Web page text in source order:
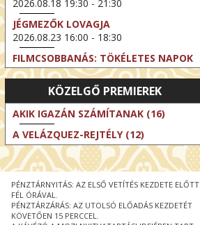
2026.08.18 19:30 - 21:30
JÉGMEZŐK LOVAGJA
2026.08.23 16:00 - 18:30
FILMCSOBBANÁS: TÖKÉLETES NAPOK
2026.08.25 19:30 - 21:45
FILMCSOBBANÁS: IFJÚSÁG
2026.08.27 19:30 - 21:30
EXHIBITION ON SCREEN: VINCENT
VAN GOGH - ÚJ LÁTÁSMÓD
2026.08.30 11:00 - 12:30
NT LIVE / DAVID IRELAND: THE FIFTH
STEP
2026.09.01 19:00 - 21:00
BERLIN ELESTE
KÖZELGŐ PREMIEREK
AKIK IGAZÁN SZÁMÍTANAK (16)
A VELÁZQUEZ-REJTÉLY (12)
PÉNZTÁRNYITÁS: AZ ELSŐ VETÍTÉS KEZDETE ELŐTT
FÉL ÓRÁVAL.
PÉNZTÁRZÁRÁS: AZ UTOLSÓ ELŐADÁS KEZDETÉT
KÖVETŐEN 15 PERCCEL.